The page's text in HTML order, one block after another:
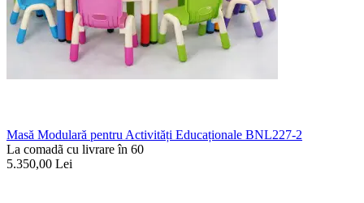
Masă Modulară pentru Activități Educaționale BNL227-2
La comadã cu livrare în 60
5.350,00 Lei